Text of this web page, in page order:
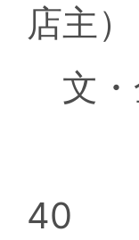
店主）
文・
40